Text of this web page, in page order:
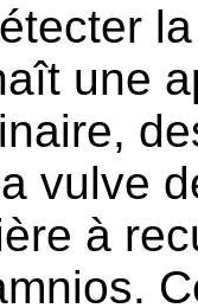
une
vulve
à